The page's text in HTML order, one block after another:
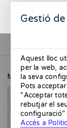
MMMMERCAT
Gestió
Aquest lloc
per la web,
la seva
Pots
"Acceptar
rebutjar el
configuració"
Accés a